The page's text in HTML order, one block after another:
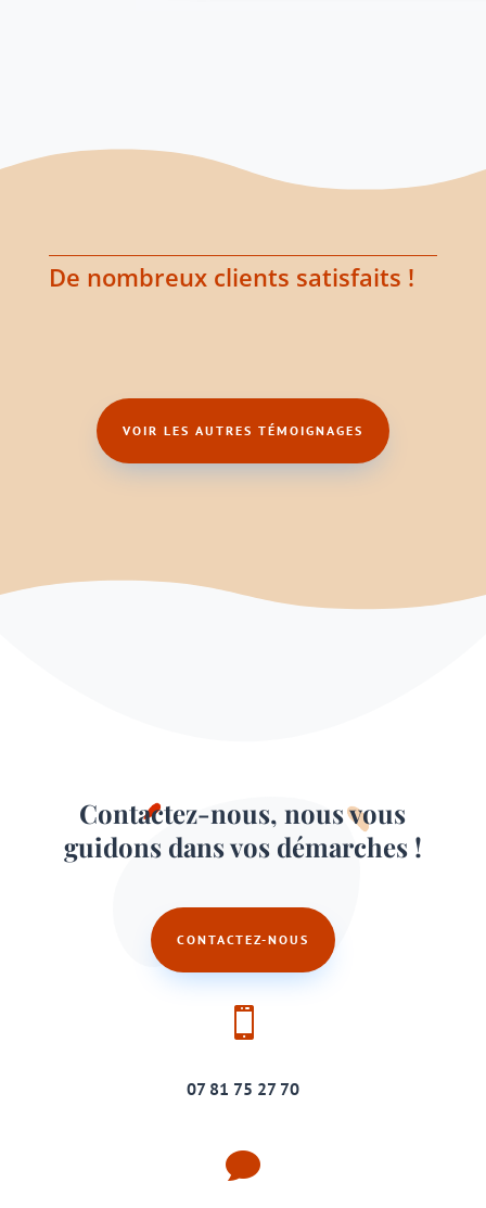
De nombreux clients satisfaits !
VOIR LES AUTRES TÉMOIGNAGES
Contactez-nous, nous vous
guidons dans vos démarches !
CONTACTEZ-NOUS

07 81 75 27 70
